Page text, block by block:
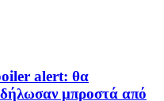
alert: θα
μπροστά από